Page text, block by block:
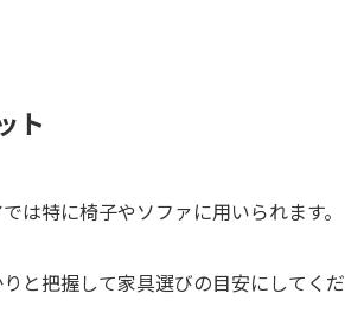
ト
は特に椅子やソファに用いられます。
と把握して家具選びの目安にしてくだ